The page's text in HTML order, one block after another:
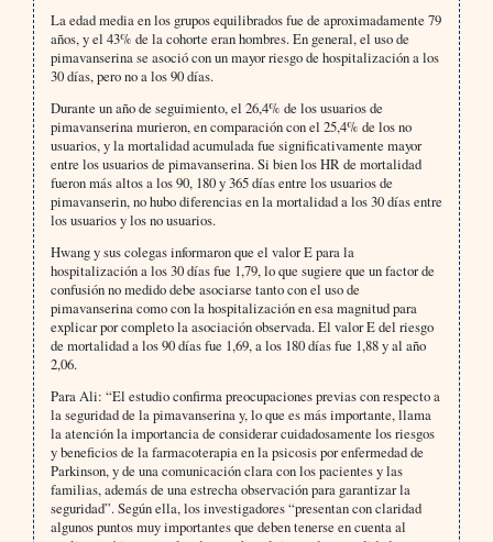
La edad media en los grupos equilibrados fue de aproximadamente 79
años, y el 43% de la cohorte eran hombres. En general, el uso de
pimavanserina se asoció con un mayor riesgo de hospitalización a los
30 días, pero no a los 90 días.
Durante un año de seguimiento, el 26,4% de los usuarios de
pimavanserina murieron, en comparación con el 25,4% de los no
usuarios, y la mortalidad acumulada fue significativamente mayor
entre los usuarios de pimavanserina. Si bien los HR de mortalidad
fueron más altos a los 90, 180 y 365 días entre los usuarios de
pimavanserin, no hubo diferencias en la mortalidad a los 30 días entre
los usuarios y los no usuarios.
Hwang y sus colegas informaron que el valor E para la
hospitalización a los 30 días fue 1,79, lo que sugiere que un factor de
confusión no medido debe asociarse tanto con el uso de
pimavanserina como con la hospitalización en esa magnitud para
explicar por completo la asociación observada. El valor E del riesgo
de mortalidad a los 90 días fue 1,69, a los 180 días fue 1,88 y al año
2,06.
Para Ali: “El estudio confirma preocupaciones previas con respecto a
la seguridad de la pimavanserina y, lo que es más importante, llama
la atención la importancia de considerar cuidadosamente los riesgos
y beneficios de la farmacoterapia en la psicosis por enfermedad de
Parkinson, y de una comunicación clara con los pacientes y las
familias, además de una estrecha observación para garantizar la
seguridad”. Según ella, los investigadores “presentan con claridad
algunos puntos muy importantes que deben tenerse en cuenta al